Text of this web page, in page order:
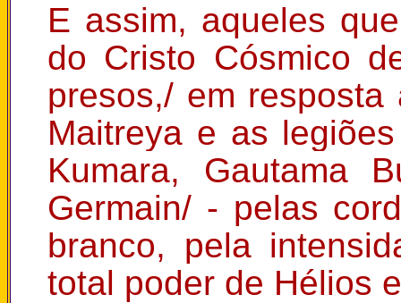
E assim, aqueles
do Cristo Cósmico
presos,/ em
Maitreya e as
Kumara, Gautama
Germain/ - pelas
branco, pela
total poder de Hélios